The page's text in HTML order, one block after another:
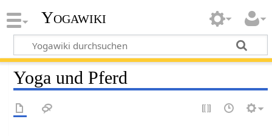
Yogawiki
Yoga und Pferd